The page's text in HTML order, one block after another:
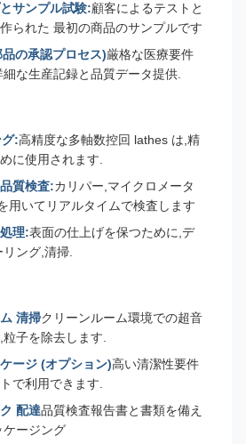
サンプル試験:顧客によるテストと
られた 最初の商品のサンプルです
の承認プロセス)厳格な医療要件
な生産記録と品質データ提供.
:高精度な多軸数控回 lathes は,精
に使用されます.
質検査:カリパー,マイクロメータ
用いてリアルタイムで検査します
理:表面の仕上げを保つために,デ
ング,清掃.
清掃クリーンルーム環境での超音
子を除去します.
ージ (オプション)高い清潔性要件
で利用できます.
配達品質検査報告書と書類を備え
ケージング